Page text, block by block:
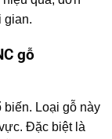
gian.
gỗ
biến. Loại gỗ này
Đặc biệt là